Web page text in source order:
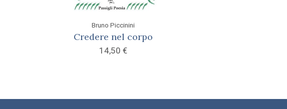
Bruno Piccinini
Credere nel corpo
14,50€